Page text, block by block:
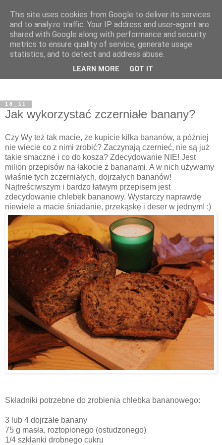
18_11
Jak wykorzystać zczerniałe banany?
Czy Wy też tak macie, że kupicie kilka bananów, a później
nie wiecie co z nimi zrobić? Zaczynają czernieć, nie są już
takie smaczne i co do kosza? Zdecydowanie NIE! Jest
milion przepisów na łakocie z bananami. A w nich używamy
właśnie tych zczerniałych, dojrzałych bananów!
Najtreściwszym i bardzo łatwym przepisem jest
zdecydowanie chlebek bananowy. Wystarczy naprawdę
niewiele a macie śniadanie, przekąskę i deser w jednym! :)
Składniki potrzebne do zrobienia chlebka bananowego:
3 lub 4 dojrzałe banany
75 g masła, roztopionego (ostudzonego)
1/4 szklanki drobnego cukru
This site uses cookies from Google to deliver its services
and to analyze traffic. Your IP address and user-agent are
shared with Google along with performance and security
metrics to ensure quality of service, generate usage
statistics, and to detect and address abuse.
LEARN MORE GOT IT